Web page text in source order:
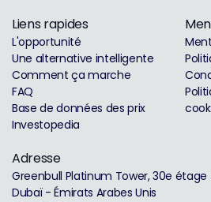
Liens rapides
L'opportunité
Une alternative intelligente
Comment ça marche
FAQ
Base de données des prix
Investopedia
Adresse
Greenbull Platinum Tower, 30e étage
Dubaï - Émirats Arabes Unis